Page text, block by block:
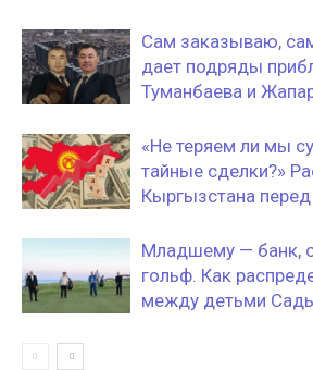
Сам заказываю,
дает подряды
Туманбаева и
«Не теряем ли мы
тайные сделки?»
Кыргызстана
Младшему — банк,
гольф. Как
между детьми